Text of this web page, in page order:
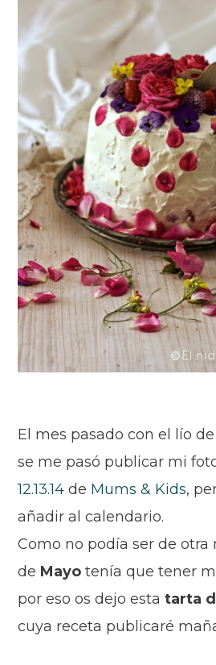
El mes pasado con el lío
se me pasó publicar mi
12.13.14 de Mums & Kids,
añadir al calendario.
Como no podía ser de otra
de Mayo tenía que tener
por eso os dejo estatarta
cuya receta publicaré